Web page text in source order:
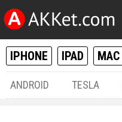
IPHONE IPAD MAC
ANDROID TESLA